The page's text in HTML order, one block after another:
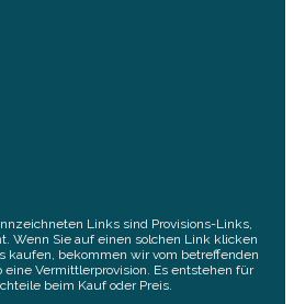
Links sind Provisions-Links,
Wenn Sie auf einen solchen Link klicken
kaufen, bekommen wir vom betreffenden
eine Vermittlerprovision. Es entstehen für
beim Kauf oder Preis.